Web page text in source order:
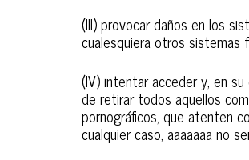
(III) provocar daños en los
cualesquiera otros sistemas
(IV) intentar acceder y, en
de retirar todos aquellos
pornográficos, que atenten
cualquier caso, aaaaaaa no